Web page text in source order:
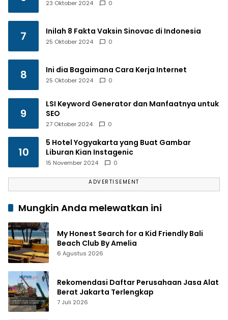
23 Oktober 2024 0
7 Inilah 8 Fakta Vaksin Sinovac di Indonesia
25 Oktober 2024 0
8 Ini dia Bagaimana Cara Kerja Internet
25 Oktober 2024 0
9
LSI Keyword Generator dan Manfaatnya untuk
SEO
27 Oktober 2024 0
10
5 Hotel Yogyakarta yang Buat Gambar
Liburan Kian Instagenic
15 November 2024 0
ADVERTISEMENT
Mungkin Anda melewatkan ini
My Honest Search for a Kid Friendly Bali
Beach Club By Amelia
6 Agustus 2026
Rekomendasi Daftar Perusahaan Jasa Alat
Berat Jakarta Terlengkap
7 Juli 2026